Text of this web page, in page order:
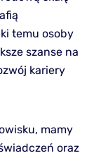
temu osoby
szanse na
kariery
mamy
oraz